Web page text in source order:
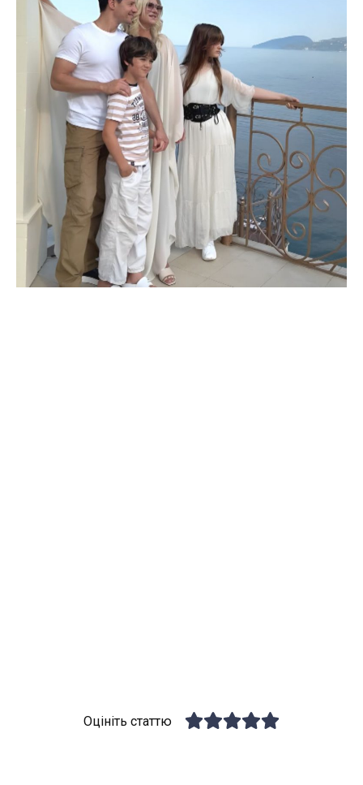
Оцініть статтю